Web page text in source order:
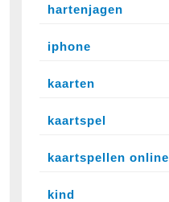
hartenjagen
iphone
kaarten
kaartspel
kaartspellen online
kind